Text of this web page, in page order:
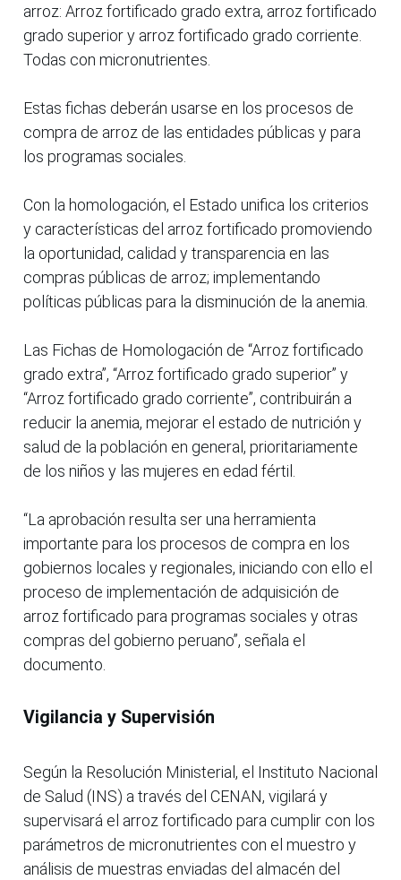
arroz: Arroz fortificado grado extra, arroz fortificado
grado superior y arroz fortificado grado corriente.
Todas con micronutrientes.
Estas fichas deberán usarse en los procesos de
compra de arroz de las entidades públicas y para
los programas sociales.
Con la homologación, el Estado unifica los criterios
y características del arroz fortificado promoviendo
la oportunidad, calidad y transparencia en las
compras públicas de arroz; implementando
políticas públicas para la disminución de la anemia.
Las Fichas de Homologación de “Arroz fortificado
grado extra”, “Arroz fortificado grado superior” y
“Arroz fortificado grado corriente”, contribuirán a
reducir la anemia, mejorar el estado de nutrición y
salud de la población en general, prioritariamente
de los niños y las mujeres en edad fértil.
“La aprobación resulta ser una herramienta
importante para los procesos de compra en los
gobiernos locales y regionales, iniciando con ello el
proceso de implementación de adquisición de
arroz fortificado para programas sociales y otras
compras del gobierno peruano”, señala el
documento.
Vigilancia y Supervisión
Según la Resolución Ministerial, el Instituto Nacional
de Salud (INS) a través del CENAN, vigilará y
supervisará el arroz fortificado para cumplir con los
parámetros de micronutrientes con el muestro y
análisis de muestras enviadas del almacén del